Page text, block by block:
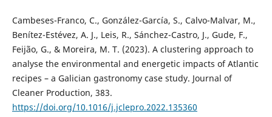
Cambeses-Franco, C., González-García, S., Calvo-Malvar, M.,
Benítez-Estévez, A. J., Leis, R., Sánchez-Castro, J., Gude, F.,
Feijão, G., & Moreira, M. T. (2023). A clustering approach to
analyse the environmental and energetic impacts of Atlantic
recipes – a Galician gastronomy case study. Journal of
Cleaner Production, 383.
https://doi.org/10.1016/j.jclepro.2022.135360